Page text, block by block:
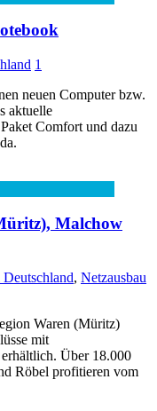
1
neuen Computer bzw.
aktuelle
Comfort und dazu
Malchow
, Netzausbau
Waren (Müritz)
mit
Über 18.000
Röbel profitieren vom